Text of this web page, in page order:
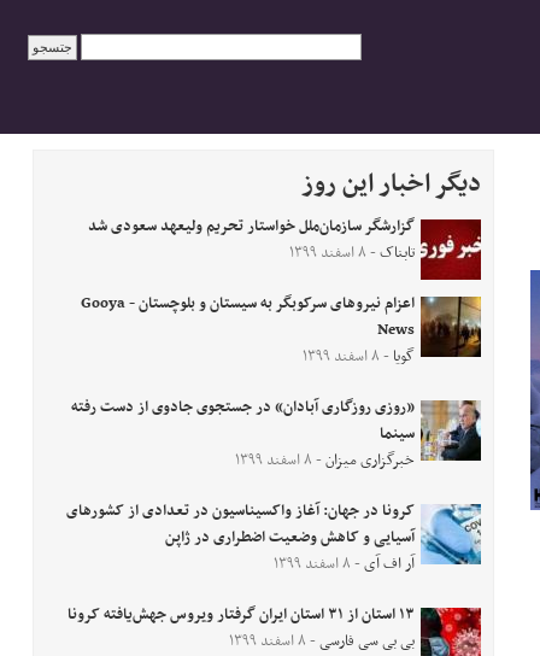
دیگر اخبار این روز
گزارشگر سازمان‌ملل خواستار تحریم ولیعهد سعودی شد
تابناک- ۸ اسفند ۱۳۹۹
اعزام نیروهای سرکوبگر به سیستان‌ و بلوچستان - Gooya
News
گویا - ۸ اسفند ۱۳۹۹
«روزی روزگاری آبادان» در جستجوی جادوی از دست رفته
سینما
خبرگزاری میزان- ۸ اسفند ۱۳۹۹
کرونا در جهان: آغاز واکسیناسیون در تعدادی از کشورهای
آسیایی و کاهش وضعیت اضطراری در ژاپن
آر اف آی- ۸ اسفند ۱۳۹۹
۱۳ استان از ۳۱ استان ایران گرفتار ویروس جهش‌یافته کرونا
بی بی سی فارسی- ۸ اسفند ۱۳۹۹